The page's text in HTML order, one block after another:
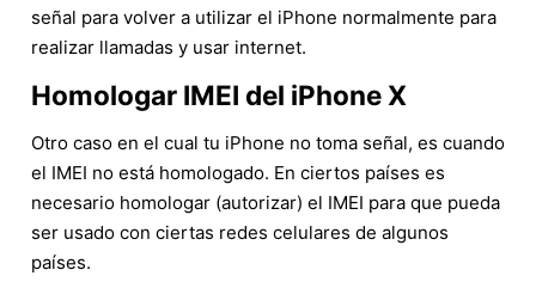
señal para volver a utilizar el iPhone normalmente para
realizar llamadas y usar internet.
Homologar IMEI del iPhone X
Otro caso en el cual tu iPhone no toma señal, es cuando
el IMEI no está homologado. En ciertos países es
necesario homologar (autorizar) el IMEI para que pueda
ser usado con ciertas redes celulares de algunos
países.